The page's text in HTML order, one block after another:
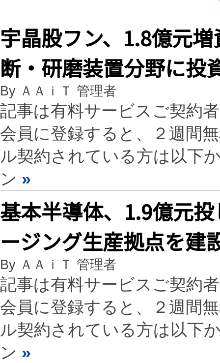
宇晶股フン、1.8億元
断・研磨装置分野に投
By ＡＡｉＴ 管理者
記事は有料サービスご契約
会員に登録すると、２週間
ル契約されている方は以下
ン »
基本半導体、1.9億元
ージング生産拠点を建
By ＡＡｉＴ 管理者
記事は有料サービスご契約
会員に登録すると、２週間
ル契約されている方は以下
ン »